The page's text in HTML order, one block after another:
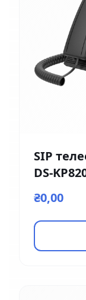
SIP
DS-
₴0,00